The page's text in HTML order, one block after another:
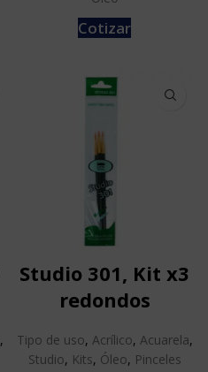
Cotizar
,
Studio 301, Kit x3
redondos
Tipo de uso, Acrílico, Acuarela,
Studio, Kits, Óleo, Pinceles